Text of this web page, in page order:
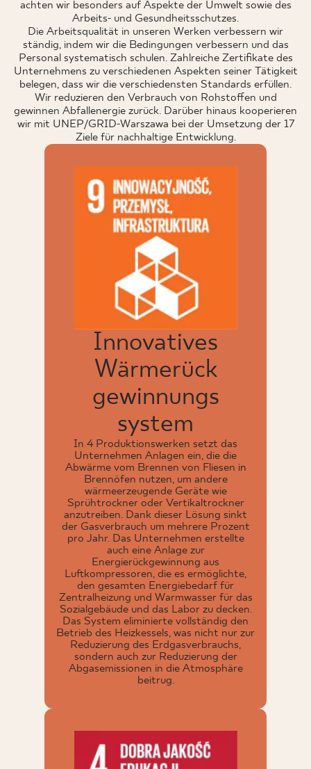
achten wir besonders auf Aspekte der Umwelt sowie des
Arbeits- und Gesundheitsschutzes.
Die Arbeitsqualität in unseren Werken verbessern wir
ständig, indem wir die Bedingungen verbessern und das
Personal systematisch schulen. Zahlreiche Zertifikate des
Unternehmens zu verschiedenen Aspekten seiner Tätigkeit
belegen, dass wir die verschiedensten Standards erfüllen.
Wir reduzieren den Verbrauch von Rohstoffen und
gewinnen Abfallenergie zurück. Darüber hinaus kooperieren
wir mit UNEP/GRID-Warszawa bei der Umsetzung der 17
Ziele für nachhaltige Entwicklung.
Innovatives
Wärmerück
gewinnungs
system
In 4 Produktionswerken setzt das
Unternehmen Anlagen ein, die die
Abwärme vom Brennen von Fliesen in
Brennöfen nutzen, um andere
wärmeerzeugende Geräte wie
Sprühtrockner oder Vertikaltrockner
anzutreiben. Dank dieser Lösung sinkt
der Gasverbrauch um mehrere Prozent
pro Jahr. Das Unternehmen erstellte
auch eine Anlage zur
Energierückgewinnung aus
Luftkompressoren, die es ermöglichte,
den gesamten Energiebedarf für
Zentralheizung und Warmwasser für das
Sozialgebäude und das Labor zu decken.
Das System eliminierte vollständig den
Betrieb des Heizkessels, was nicht nur zur
Reduzierung des Erdgasverbrauchs,
sondern auch zur Reduzierung der
Abgasemissionen in die Atmosphäre
beitrug.